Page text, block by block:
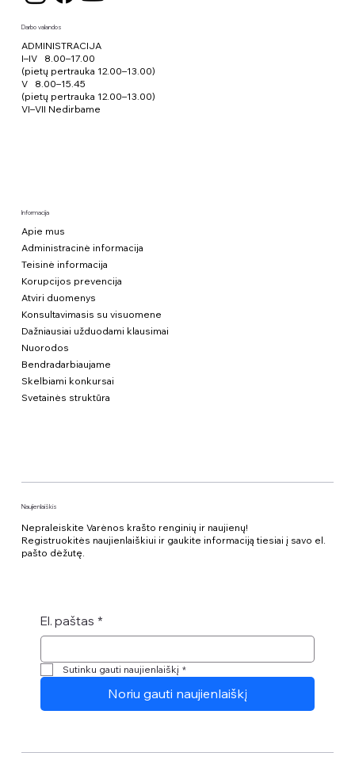
Darbo valandos
ADMINISTRACIJA
I–IV 8.00–17.00
(pietų pertrauka 12.00–13.00)
V 8.00–15.45
(pietų pertrauka 12.00–13.00)
VI–VII Nedirbame
Informacija
Apie mus
Administracinė informacija
Teisinė informacija
Korupcijos prevencija
Atviri duomenys
Konsultavimasis su visuomene
Dažniausiai užduodami klausimai
Nuorodos
Bendradarbiaujame
Skelbiami konkursai
Svetainės struktūra
Naujienlaiškis
Nepraleiskite Varėnos krašto renginių ir naujienų!
Registruokitės naujienlaiškiui ir gaukite informaciją tiesiai į savo el.
pašto dėžutę.
El. paštas *
Sutinku gauti naujienlaiškį *
Noriu gauti naujienlaiškį